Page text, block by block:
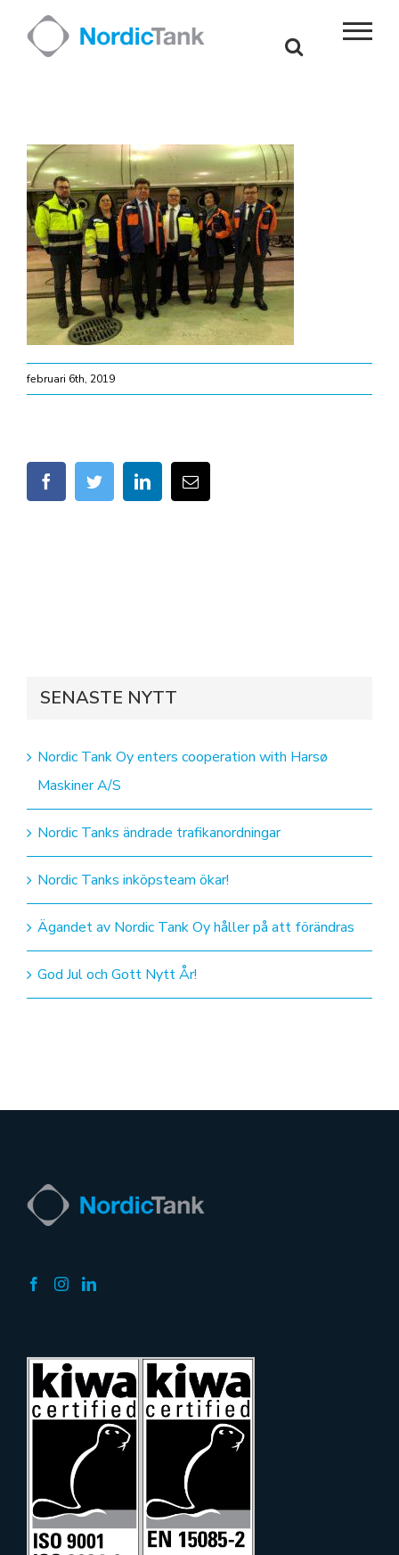
februari 6th, 2019
facebooktwitter linkedinEmail
SENASTE NYTT
Nordic Tank Oy enters cooperation with Harsø
Maskiner A/S
Nordic Tanks ändrade trafikanordningar
Nordic Tanks inköpsteam ökar!
Ägandet av Nordic Tank Oy håller på att förändras
God Jul och Gott Nytt År!